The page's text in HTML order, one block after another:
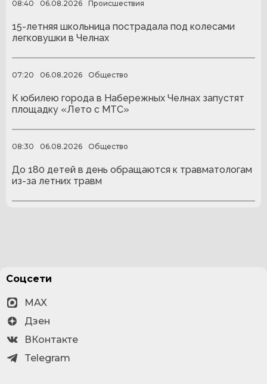
08:40 06.08.2026 Происшествия
15-летняя школьница пострадала под колесами
легковушки в Челнах
07:20 06.08.2026 Общество
К юбилею города в Набережных Челнах запустят
площадку «Лето с МТС»
08:30 06.08.2026 Общество
До 180 детей в день обращаются к травматологам
из-за летних травм
Соцсети
MAX
Дзен
ВКонтакте
Telegram